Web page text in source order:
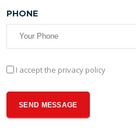
PHONE
I accept the privacy policy